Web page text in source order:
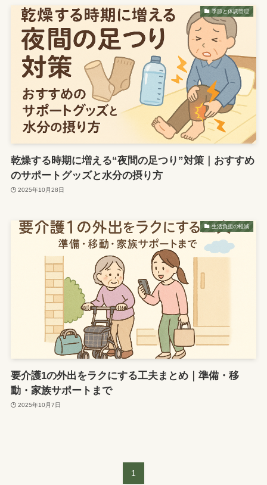
季節と体調管理
乾燥する時期に増える“夜間の足つり”対策｜おすすめ
のサポートグッズと水分の摂り方
2025年10月28日
生活負担の軽減
要介護1の外出をラクにする工夫まとめ｜準備・移
動・家族サポートまで
2025年10月7日
1